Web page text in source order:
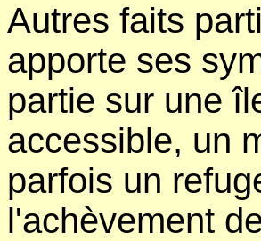
Autres faits
apporte ses
partie sur une
accessible, un
parfois un
l'achèvement